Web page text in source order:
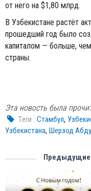
от него на $1,80 млрд.
В Узбекистане растёт
прошедший год было
капиталом — больше,
страны.
Эта новость была
Tеги : Стамбул,
Узбекистана, Шерзод
Предыдущие